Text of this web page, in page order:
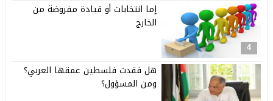
4
إما انتخابات أو قيادة مفروضة من
الخارج
هل فقدت فلسطين عمقها العربي؟
ومن المسؤول؟